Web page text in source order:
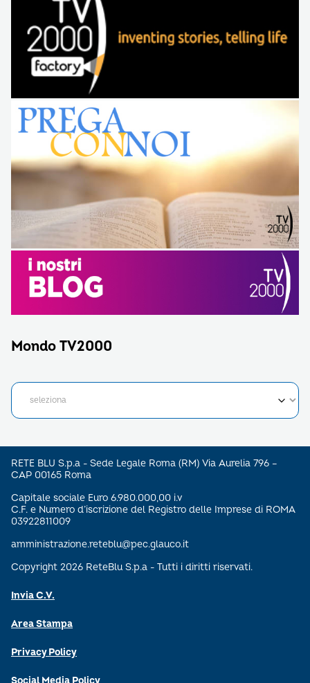
Mondo TV2000
RETE BLU S.p.a - Sede Legale Roma (RM) Via Aurelia 796 –
CAP 00165 Roma
Capitale sociale Euro 6.980.000,00 i.v
C.F. e Numero d’iscrizione del Registro delle Imprese di ROMA
03922811009
amministrazione.reteblu@pec.glauco.it
Copyright 2026 ReteBlu S.p.a - Tutti i diritti riservati.
Invia C.V.
Area Stampa
Privacy Policy
Social Media Policy